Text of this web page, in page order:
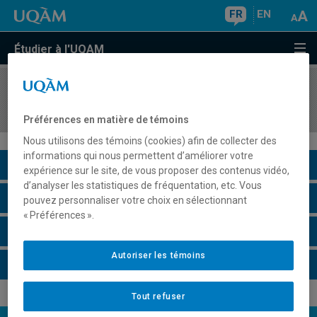
FR EN
Étudier à l'UQAM
COURS//
Description du cours
Horaire - Été 2026
Préférences en matière de témoins
Nous utilisons des témoins (cookies) afin de collecter des
informations qui nous permettent d’améliorer votre
expérience sur le site, de vous proposer des contenus vidéo,
d’analyser les statistiques de fréquentation, etc. Vous
pouvez personnaliser votre choix en sélectionnant
« Préférences ».
Tout refuser
Autoriser les témoins